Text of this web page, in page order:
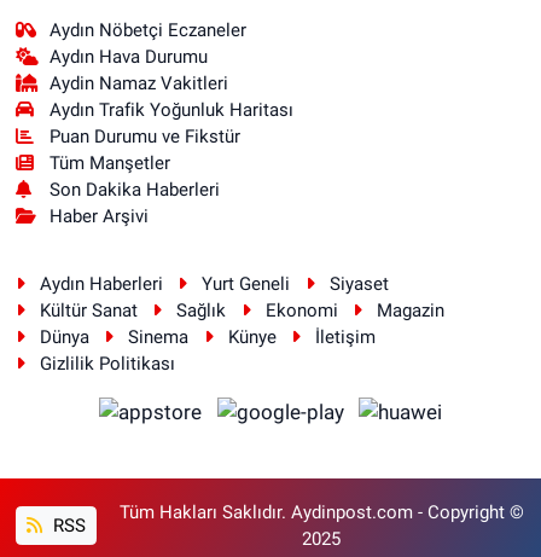
Aydın Nöbetçi Eczaneler
Aydın Hava Durumu
Aydin Namaz Vakitleri
Aydın Trafik Yoğunluk Haritası
Puan Durumu ve Fikstür
Tüm Manşetler
Son Dakika Haberleri
Haber Arşivi
Aydın Haberleri Yurt Geneli
Siyaset
Kültür Sanat
Sağlık Ekonomi
Magazin
Dünya
Sinema Künye
İletişim
Gizlilik Politikası
RSS
Tüm Hakları Saklıdır. Aydinpost.com - Copyright ©
2025